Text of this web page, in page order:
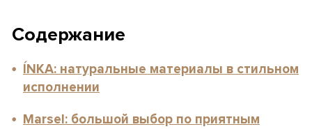
Содержание
ÍNKA: натуральные материалы в стильном
исполнении
Marsel: большой выбор по приятным